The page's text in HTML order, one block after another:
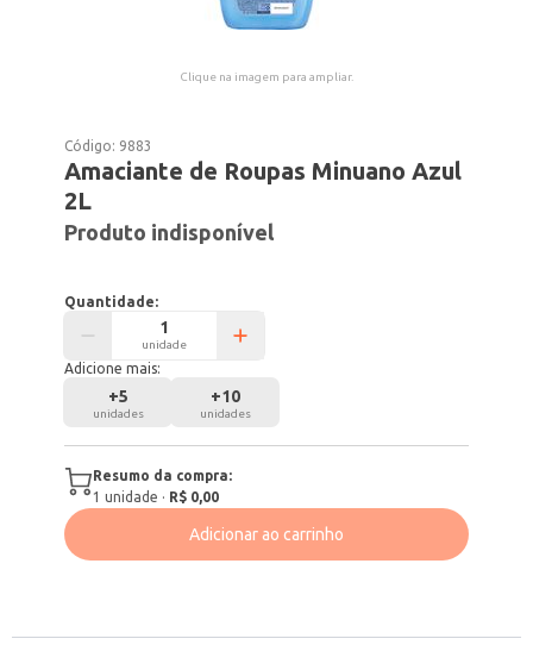
Clique na imagem para ampliar.
Código: 9883
Amaciante de Roupas Minuano Azul
2L
Produto indisponível
Quantidade:
unidade
Adicione mais:
+5
unidades
+10
unidades
Resumo da compra:
1 unidade · R$ 0,00
Adicionar ao carrinho